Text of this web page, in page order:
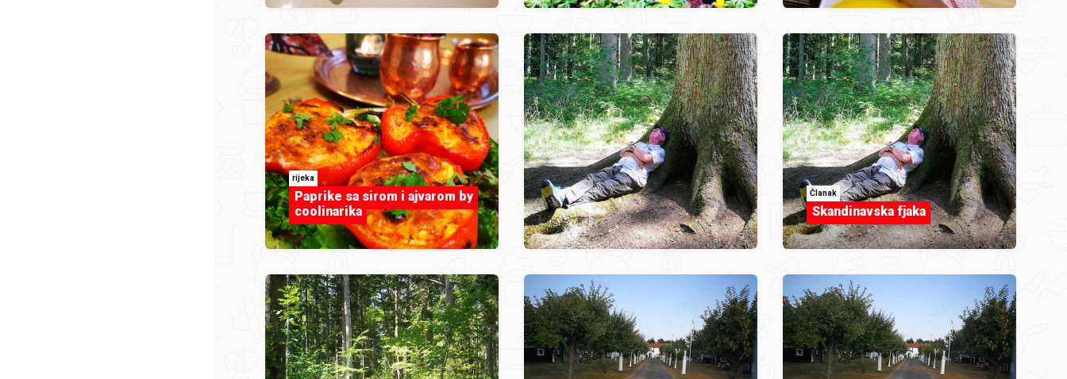
rijeka
Paprike sa sirom i ajvarom by
coolinarika
Članak
Skandinavska fjaka